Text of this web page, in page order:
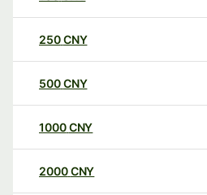
250CNY
500CNY
1000CNY
2000CNY